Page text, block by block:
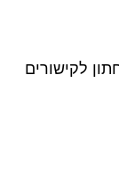
לקישורים